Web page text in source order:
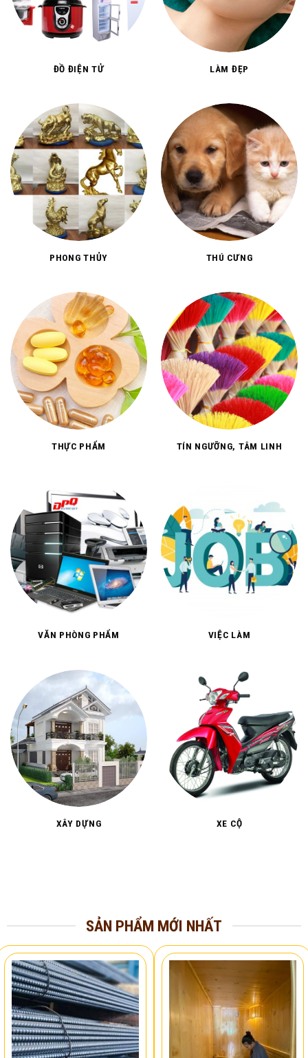
ĐỒ ĐIỆN TỬ LÀM ĐẸP
PHONG THỦY THÚ CƯNG
THỰC PHẨM TÍN NGƯỠNG, TÂM LINH
VĂN PHÒNG PHẨM VIỆC LÀM
XÂY DỰNG XE CỘ
SẢN PHẨM MỚI NHẤT